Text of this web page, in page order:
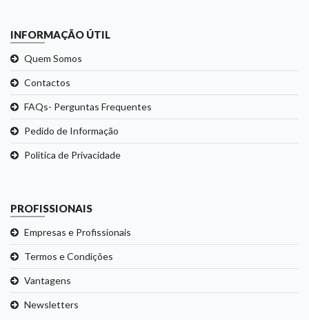
INFORMAÇÃO ÚTIL
Quem Somos
Contactos
FAQs- Perguntas Frequentes
Pedido de Informação
Politica de Privacidade
PROFISSIONAIS
Empresas e Profissionais
Termos e Condições
Vantagens
Newsletters